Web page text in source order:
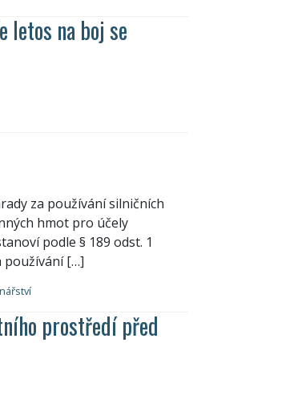
letos na boj se
za používání silničních
hmot pro účely
podle § 189 odst. 1
používání […]
prostředí před